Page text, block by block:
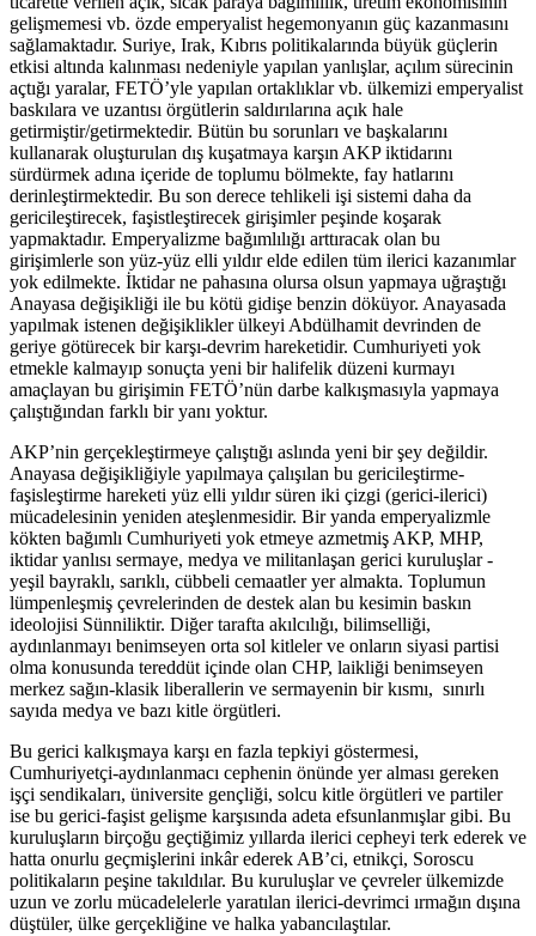
gelişmemesi vb. özde emperyalist hegemonyanın güç kazanmasını
sağlamaktadır. Suriye, Irak, Kıbrıs politikalarında büyük güçlerin
etkisi altında kalınması nedeniyle yapılan yanlışlar, açılım sürecinin
açtığı yaralar, FETÖ’yle yapılan ortaklıklar vb. ülkemizi emperyalist
baskılara ve uzantısı örgütlerin saldırılarına açık hale
getirmiştir/getirmektedir. Bütün bu sorunları ve başkalarını
kullanarak oluşturulan dış kuşatmaya karşın AKP iktidarını
sürdürmek adına içeride de toplumu bölmekte, fay hatlarını
derinleştirmektedir. Bu son derece tehlikeli işi sistemi daha da
gericileştirecek, faşistleştirecek girişimler peşinde koşarak
yapmaktadır. Emperyalizme bağımlılığı arttıracak olan bu
girişimlerle son yüz-yüz elli yıldır elde edilen tüm ilerici kazanımlar
yok edilmekte. İktidar ne pahasına olursa olsun yapmaya uğraştığı
Anayasa değişikliği ile bu kötü gidişe benzin döküyor. Anayasada
yapılmak istenen değişiklikler ülkeyi Abdülhamit devrinden de
geriye götürecek bir karşı-devrim hareketidir. Cumhuriyeti yok
etmekle kalmayıp sonuçta yeni bir halifelik düzeni kurmayı
amaçlayan bu girişimin FETÖ’nün darbe kalkışmasıyla yapmaya
çalıştığından farklı bir yanı yoktur.
AKP’nin gerçekleştirmeye çalıştığı aslında yeni bir şey değildir.
Anayasa değişikliğiyle yapılmaya çalışılan bu gericileştirme-
faşisleştirme hareketi yüz elli yıldır süren iki çizgi (gerici-ilerici)
mücadelesinin yeniden ateşlenmesidir. Bir yanda emperyalizmle
kökten bağımlı Cumhuriyeti yok etmeye azmetmiş AKP, MHP,
iktidar yanlısı sermaye, medya ve militanlaşan gerici kuruluşlar -
yeşil bayraklı, sarıklı, cübbeli cemaatler yer almakta. Toplumun
lümpenleşmiş çevrelerinden de destek alan bu kesimin baskın
ideolojisi Sünniliktir. Diğer tarafta akılcılığı, bilimselliği,
aydınlanmayı benimseyen orta sol kitleler ve onların siyasi partisi
olma konusunda tereddüt içinde olan CHP, laikliği benimseyen
merkez sağın-klasik liberallerin ve sermayenin bir kısmı, sınırlı
sayıda medya ve bazı kitle örgütleri.
Bu gerici kalkışmaya karşı en fazla tepkiyi göstermesi,
Cumhuriyetçi-aydınlanmacı cephenin önünde yer alması gereken
işçi sendikaları, üniversite gençliği, solcu kitle örgütleri ve partiler
ise bu gerici-faşist gelişme karşısında adeta efsunlanmışlar gibi. Bu
kuruluşların birçoğu geçtiğimiz yıllarda ilerici cepheyi terk ederek ve
hatta onurlu geçmişlerini inkâr ederek AB’ci, etnikçi, Soroscu
politikaların peşine takıldılar. Bu kuruluşlar ve çevreler ülkemizde
uzun ve zorlu mücadelelerle yaratılan ilerici-devrimci ırmağın dışına
düştüler, ülke gerçekliğine ve halka yabancılaştılar.